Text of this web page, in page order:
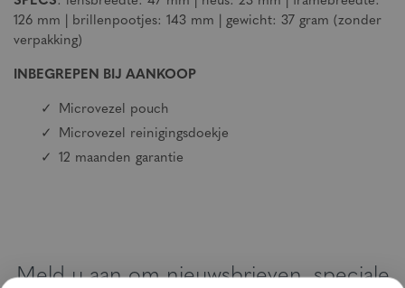
126 mm | brillenpootjes: 143 mm | gewicht: 37 gram (zonder
verpakking)
INBEGREPEN BIJ AANKOOP
Microvezel pouch
Microvezel reinigingsdoekje
12 maanden garantie
Meld u aan om nieuwsbrieven, speciale